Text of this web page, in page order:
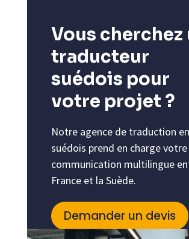
Vous cherchez
traducteur
suédois pour
votre projet ?
Notre agence de traduction en
suédois prend en charge votre
communication multilingue
France et la Suède.
Demander un devis